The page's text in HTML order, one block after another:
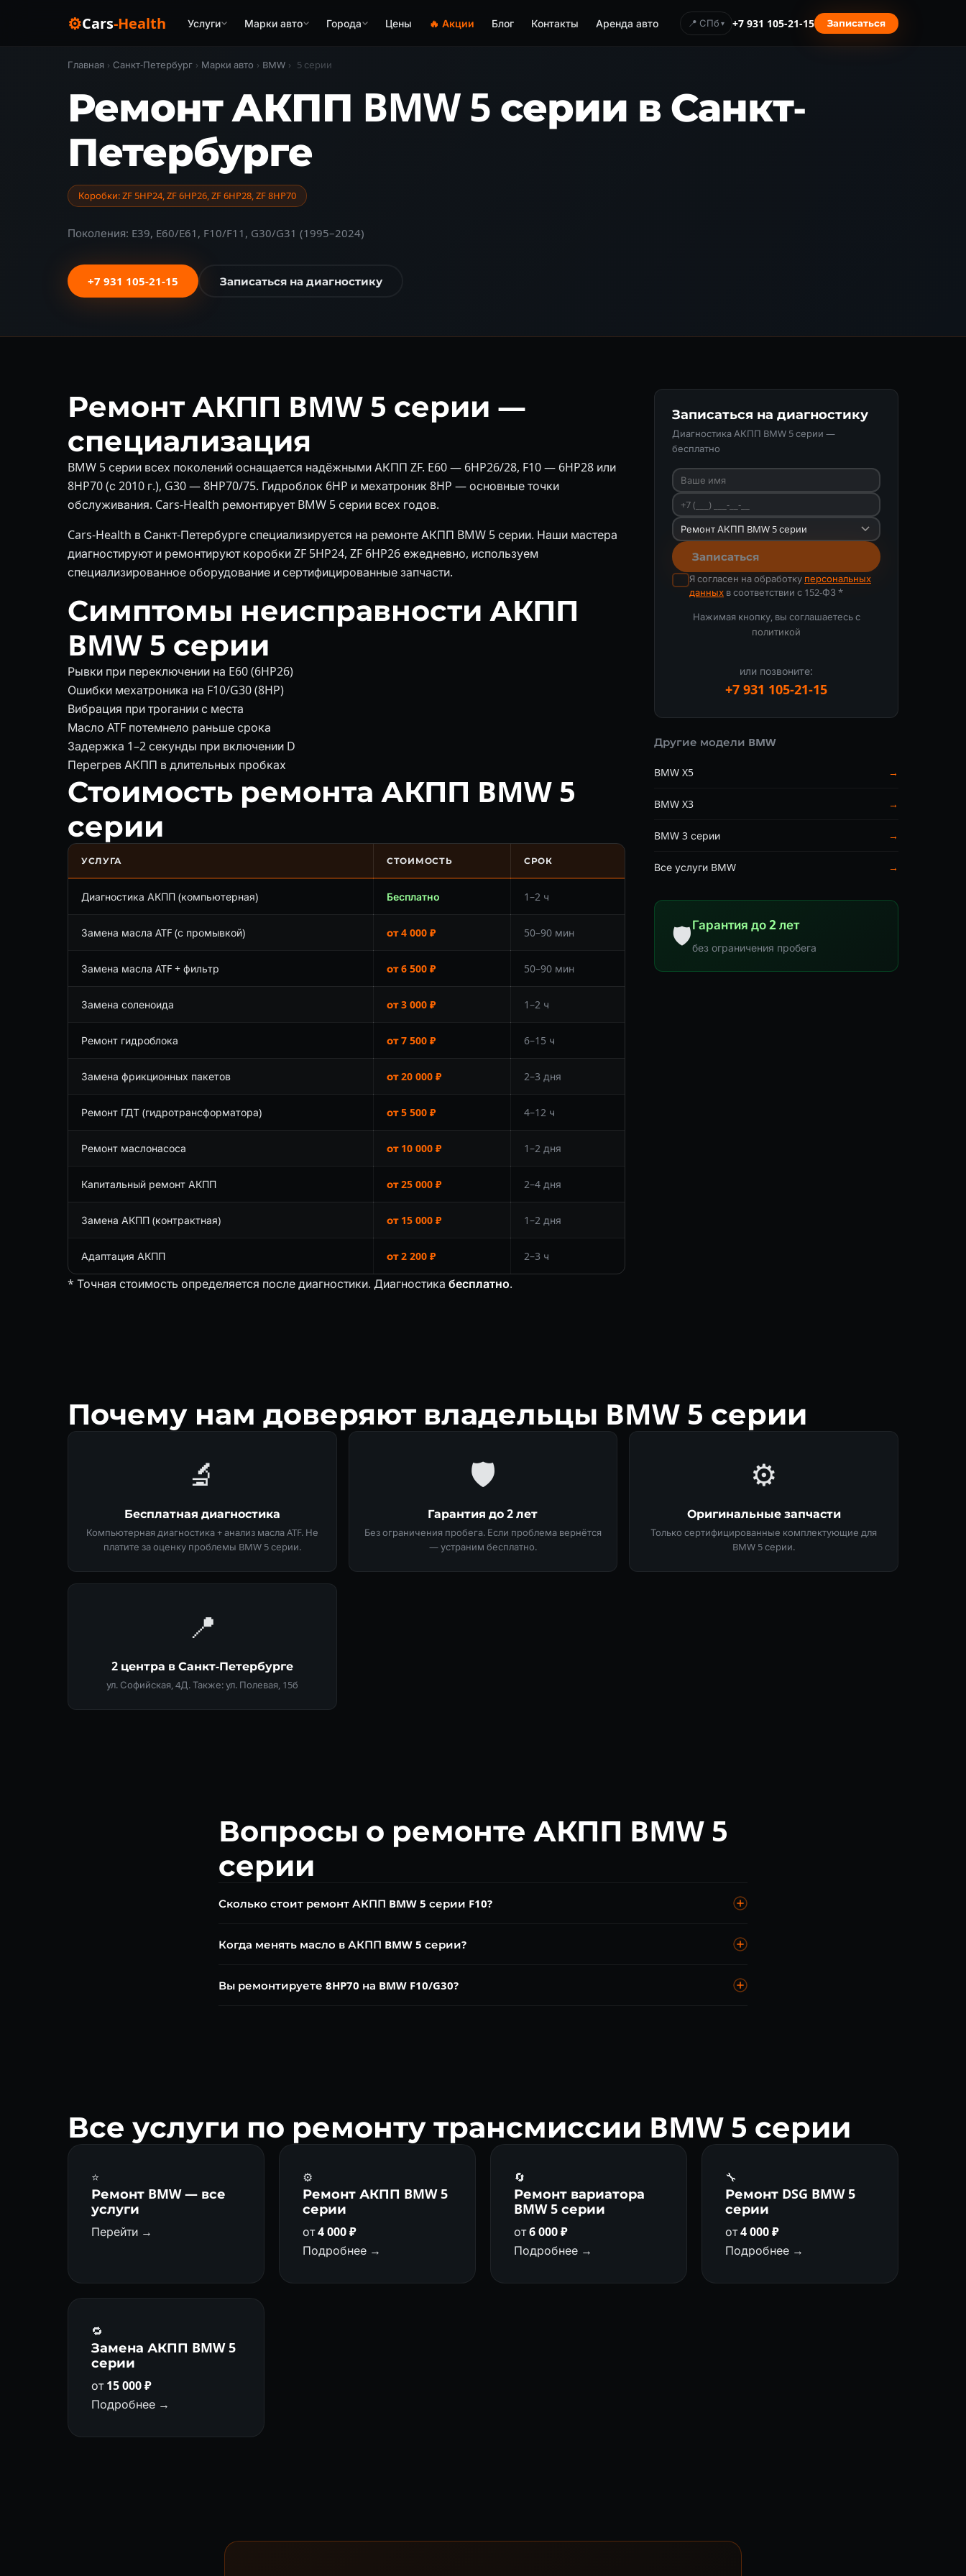
⚙Cars-Health Услуги Марки авто Города Цены 🔥 Акции Блог Контакты Аренда авто 📍 СПб +7 931 105-21-15 Записаться
Главная › Санкт-Петербург › Марки авто › BMW › 5 серии
Ремонт АКПП BMW 5 серии в Санкт-
Петербурге
Коробки: ZF 5HP24, ZF 6HP26, ZF 6HP28, ZF 8HP70
Поколения: E39, E60/E61, F10/F11, G30/G31 (1995–2024)
+7 931 105-21-15 Записаться на диагностику
Ремонт АКПП BMW 5 серии —
специализация
BMW 5 серии всех поколений оснащается надёжными АКПП ZF. E60 — 6HP26/28, F10 — 6HP28 или
8HP70 (с 2010 г.), G30 — 8HP70/75. Гидроблок 6HP и мехатроник 8HP — основные точки
обслуживания. Cars-Health ремонтирует BMW 5 серии всех годов.
Cars-Health в Санкт-Петербурге специализируется на ремонте АКПП BMW 5 серии. Наши мастера
диагностируют и ремонтируют коробки ZF 5HP24, ZF 6HP26 ежедневно, используем
специализированное оборудование и сертифицированные запчасти.
Симптомы неисправности АКПП
BMW 5 серии
Рывки при переключении на E60 (6HP26)
Ошибки мехатроника на F10/G30 (8HP)
Вибрация при трогании с места
Масло ATF потемнело раньше срока
Задержка 1–2 секунды при включении D
Перегрев АКПП в длительных пробках
Стоимость ремонта АКПП BMW 5
серии
УСЛУГА СТОИМОСТЬ СРОК
Диагностика АКПП (компьютерная) Бесплатно 1–2 ч
Замена масла ATF (с промывкой) от 4 000 ₽ 50–90 мин
Замена масла ATF + фильтр от 6 500 ₽ 50–90 мин
Замена соленоида от 3 000 ₽ 1–2 ч
Ремонт гидроблока от 7 500 ₽ 6–15 ч
Замена фрикционных пакетов от 20 000 ₽ 2–3 дня
Ремонт ГДТ (гидротрансформатора) от 5 500 ₽ 4–12 ч
Ремонт маслонасоса от 10 000 ₽ 1–2 дня
Капитальный ремонт АКПП от 25 000 ₽ 2–4 дня
Замена АКПП (контрактная) от 15 000 ₽ 1–2 дня
Адаптация АКПП от 2 200 ₽ 2–3 ч
* Точная стоимость определяется после диагностики. Диагностика бесплатно.
Записаться на диагностику
Диагностика АКПП BMW 5 серии —
бесплатно
Записаться
Я согласен на обработку персональных
данных в соответствии с 152-ФЗ *
Нажимая кнопку, вы соглашаетесь с
политикой
или позвоните:
+7 931 105-21-15
Другие модели BMW
BMW X5 →
BMW X3 →
BMW 3 серии →
Все услуги BMW →
🛡Гарантия до 2 лет
без ограничения пробега
Почему нам доверяют владельцы BMW 5 серии
🔬
Бесплатная диагностика
Компьютерная диагностика + анализ масла ATF. Не
платите за оценку проблемы BMW 5 серии.
🛡
Гарантия до 2 лет
Без ограничения пробега. Если проблема вернётся
— устраним бесплатно.
⚙️
Оригинальные запчасти
Только сертифицированные комплектующие для
BMW 5 серии.
📍
2 центра в Санкт-Петербурге
ул. Софийская, 4Д. Также: ул. Полевая, 15б
Вопросы о ремонте АКПП BMW 5
серии
Сколько стоит ремонт АКПП BMW 5 серии F10?
ремонт от 35 000 ₽.
Когда менять масло в АКПП BMW 5 серии?
серии на 250 000+ км.
Вы ремонтируете 8HP70 на BMW F10/G30?
Все услуги по ремонту трансмиссии BMW 5 серии
⭐
Ремонт BMW — все
услуги
Перейти →
⚙️
Ремонт АКПП BMW 5
серии
от4 000 ₽
Подробнее →
🔄
Ремонт вариатора
BMW 5 серии
от6 000 ₽
Подробнее →
🔧
Ремонт DSG BMW 5
серии
от4 000 ₽
Подробнее →
🔁
Замена АКПП BMW 5
серии
от15 000 ₽
Подробнее →